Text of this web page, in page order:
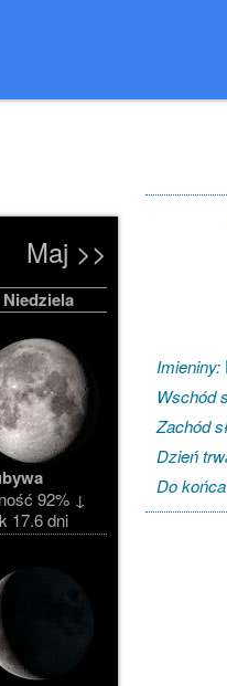
Maj >>
Niedziela
92% ↓
17.6 dni
Imieniny:
Wschód
Zachód
Dzień
Do